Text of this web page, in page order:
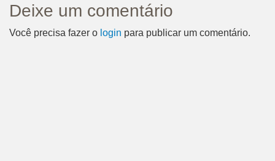
Deixe um comentário
Você precisa fazer o login para publicar um comentário.